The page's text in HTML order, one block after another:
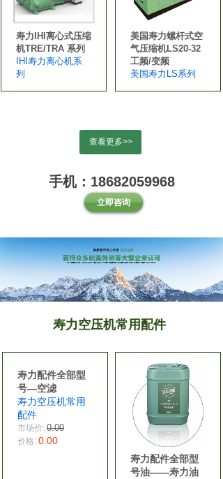
寿力IHI离心式压缩
机TRE/TRA 系列
IHI寿力离心机系
列
美国寿力螺杆式空
气压缩机LS20-32
工频/变频
美国寿力LS系列
查看更多>>
手机：18682059968
立即咨询
寿力空压机常用配件
寿力配件全部型
号—空滤
寿力空压机常用
配件
市场价: 0.00
价格: 0.00
寿力配件全部型
号油——寿力油